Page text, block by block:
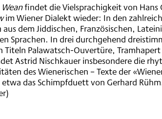
findet die Vielsprachigkeit von Hans
im Wiener Dialekt wieder: In den
dem Jiddischen, Französischen,
Sprachen. In drei durchgehend
Titeln Palawatsch-Ouvertüre,
Astrid Nischkauer insbesondere die
des Wienerischen – Texte der
das Schimpfduett von Gerhard